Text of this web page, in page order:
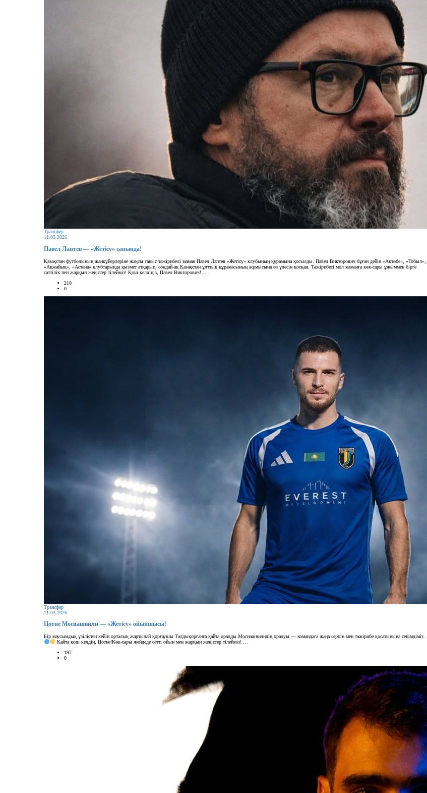
Трансфер
11.03.2026
Павел Лаптев — «Жетісу» сапында!
Қазақстан футболының жанкүйерлеріне жақсы таныс тәжірибелі маман Павел Лаптев «Жетісу» клубының құрамына қосылды. Павел Викторович бұған дейін «Ақтөбе», «Тобыл»,
«Ақжайық», «Астана» клубтарында қызмет атқарып, сондай-ақ Қазақстан ұлттық құрамасының жұмысына өз үлесін қосқан. Тәжірибесі мол маманға көк-сары ұжыммен бірге
сәттілік пен жарқын жеңістер тілейміз! Қош келдіңіз, Павел Викторович! …
210
0
Трансфер
11.03.2026
Цотне Мосиашвили — «Жетісу» ойыншысы!
Бір маусымдық үзілістен кейін орталық жартылай қорғаушы Талдықорғанға қайта оралды.Мосиашвилидің оралуы — командаға жаңа серпін мен тәжірибе қосатынына сенімдіміз.
Қайта қош келдің, Цотне!Көк-сары жейдеде сәтті ойын мен жарқын жеңістер тілейміз! …
197
0